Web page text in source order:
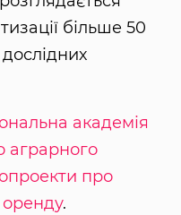
більше 50
академія
аграрного
про
оренду.